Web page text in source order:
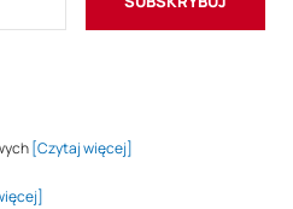
[Czytaj więcej]